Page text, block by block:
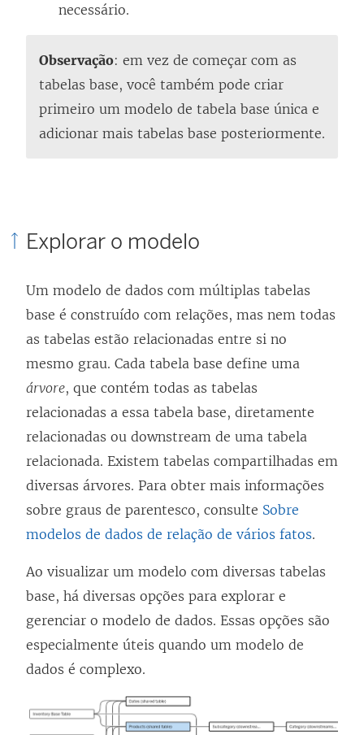
necessário.
Observação: em vez de começar com as
tabelas base, você também pode criar
primeiro um modelo de tabela base única e
adicionar mais tabelas base posteriormente.
Explorar o modelo
Um modelo de dados com múltiplas tabelas
base é construído com relações, mas nem todas
as tabelas estão relacionadas entre si no
mesmo grau. Cada tabela base define uma
árvore, que contém todas as tabelas
relacionadas a essa tabela base, diretamente
relacionadas ou downstream de uma tabela
relacionada. Existem tabelas compartilhadas em
diversas árvores. Para obter mais informações
sobre graus de parentesco, consulte Sobre
modelos de dados de relação de vários fatos.
Ao visualizar um modelo com diversas tabelas
base, há diversas opções para explorar e
gerenciar o modelo de dados. Essas opções são
especialmente úteis quando um modelo de
dados é complexo.